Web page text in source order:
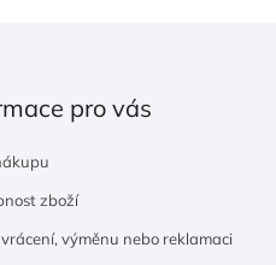
pro vás
zboží
vrácení, výměnu nebo reklamaci